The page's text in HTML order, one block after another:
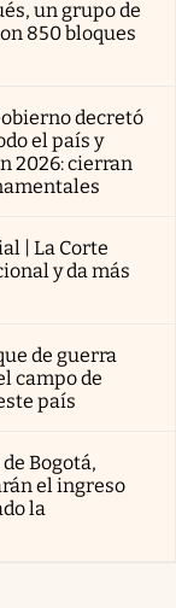
un grupo de
850 bloques
decretó
el país y
2026: cierran
| La Corte
y da más
de guerra
campo de
país
Bogotá,
el ingreso
la